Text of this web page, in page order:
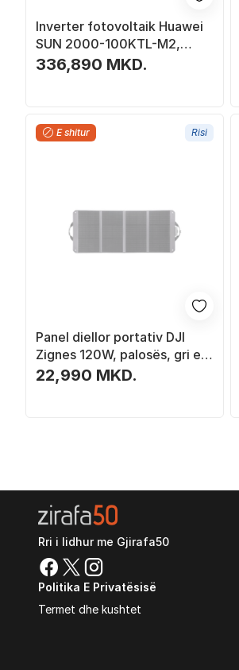
Inverter fotovoltaik Huawei
SUN 2000-100KTL-M2,
100kW, trefazor, gri
336,890 MKD.
E shitur Risi
Panel diellor portativ DJI
Zignes 120W, palosës, gri e
errët
22,990 MKD.
Rri i lidhur me Gjirafa50
Politika E Privatësisë
Termet dhe kushtet